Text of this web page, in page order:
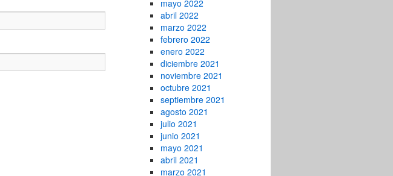
mayo 2022
abril 2022
marzo 2022
febrero 2022
enero 2022
diciembre 2021
noviembre 2021
octubre 2021
septiembre 2021
agosto 2021
julio 2021
junio 2021
mayo 2021
abril 2021
marzo 2021